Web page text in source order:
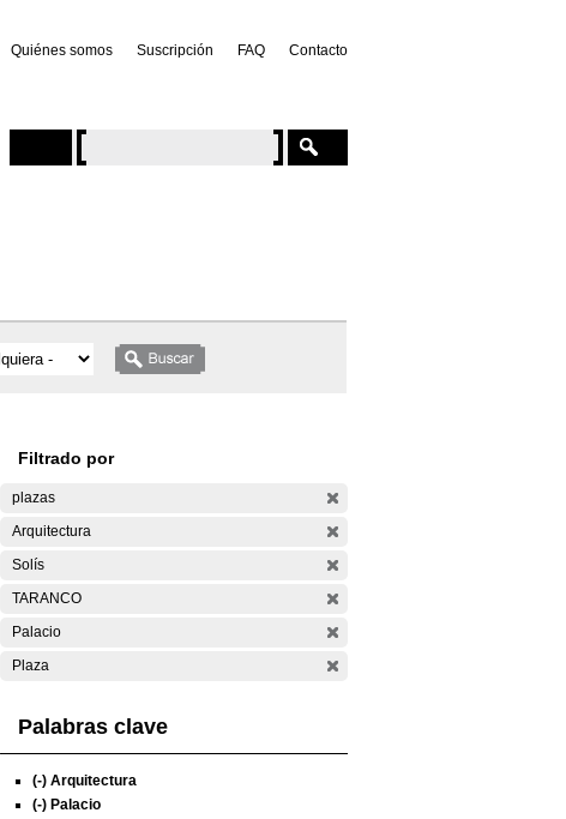
Quiénes somos Suscripción FAQ Contacto
Filtrado por
plazas
Arquitectura
Solís
TARANCO
Palacio
Plaza
Palabras clave
(-) Arquitectura
(-) Palacio